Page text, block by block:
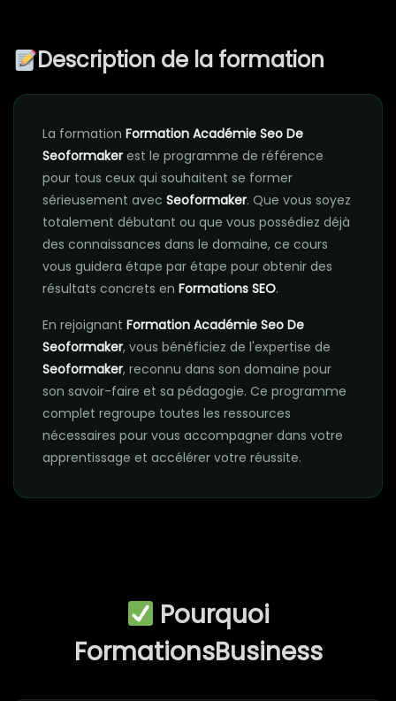
Description de la formation
La formation Formation Académie Seo De
Seoformaker est le programme de référence
pour tous ceux qui souhaitent se former
sérieusement avec Seoformaker. Que vous soyez
totalement débutant ou que vous possédiez déjà
des connaissances dans le domaine, ce cours
vous guidera étape par étape pour obtenir des
résultats concrets en Formations SEO.
En rejoignant Formation Académie Seo De
Seoformaker, vous bénéficiez de l'expertise de
Seoformaker, reconnu dans son domaine pour
son savoir-faire et sa pédagogie. Ce programme
complet regroupe toutes les ressources
nécessaires pour vous accompagner dans votre
apprentissage et accélérer votre réussite.
Pourquoi
FormationsBusiness